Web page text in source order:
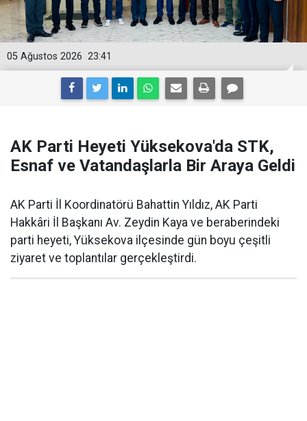
23:41
05 Ağustos 2026
AK Parti Heyeti Yüksekova'da STK,
Esnaf ve Vatandaşlarla Bir Araya Geldi
AK Parti İl Koordinatörü Bahattin Yıldız, AK Parti
Hakkâri İl Başkanı Av. Zeydin Kaya ve beraberindeki
parti heyeti, Yüksekova ilçesinde gün boyu çeşitli
ziyaret ve toplantılar gerçekleştirdi.